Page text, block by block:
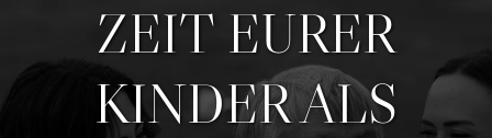
ZEIT EURER
KINDER ALS